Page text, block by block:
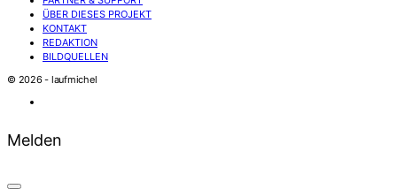
ÜBER DIESES PROJEKT
KONTAKT
REDAKTION
BILDQUELLEN
© 2026 - laufmichel
Melden